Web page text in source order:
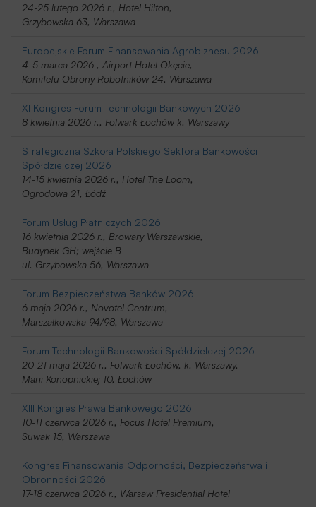
24-25 lutego 2026 r., Hotel Hilton,
Grzybowska 63, Warszawa
Europejskie Forum Finansowania Agrobiznesu 2026
4-5 marca 2026 , Airport Hotel Okęcie,
Komitetu Obrony Robotników 24, Warszawa
XI Kongres Forum Technologii Bankowych 2026
8 kwietnia 2026 r., Folwark Łochów k. Warszawy
Strategiczna Szkoła Polskiego Sektora Bankowości
Spółdzielczej 2026
14-15 kwietnia 2026 r., Hotel The Loom,
Ogrodowa 21, Łódź
Forum Usług Płatniczych 2026
16 kwietnia 2026 r., Browary Warszawskie,
Budynek GH; wejście B
ul. Grzybowska 56, Warszawa
Forum Bezpieczeństwa Banków 2026
6 maja 2026 r., Novotel Centrum,
Marszałkowska 94/98, Warszawa
Forum Technologii Bankowości Spółdzielczej 2026
20-21 maja 2026 r., Folwark Łochów, k. Warszawy,
Marii Konopnickiej 10, Łochów
XIII Kongres Prawa Bankowego 2026
10-11 czerwca 2026 r., Focus Hotel Premium,
Suwak 15, Warszawa
Kongres Finansowania Odporności, Bezpieczeństwa i
Obronności 2026
17-18 czerwca 2026 r., Warsaw Presidential Hotel